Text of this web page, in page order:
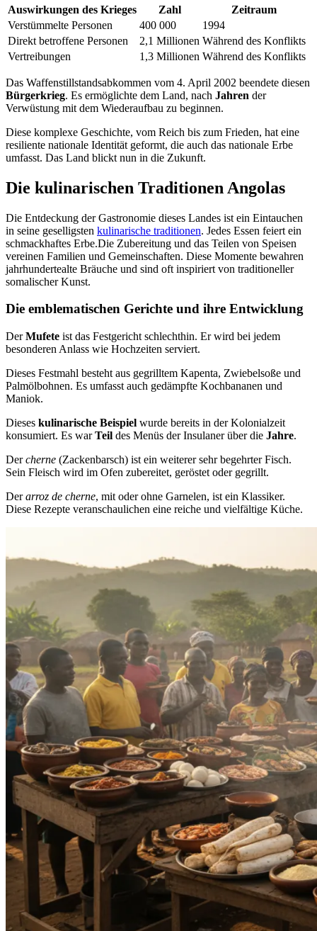
Auswirkungen des Krieges Zahl
Zeitraum
Verstümmelte Personen
400 000
1994
Direkt betroffene Personen
2,1 Millionen Während des Konflikts
Vertreibungen
1,3 Millionen Während des Konflikts
Das Waffenstillstandsabkommen vom 4. April 2002 beendete diesen
Bürgerkrieg. Es ermöglichte dem Land, nach Jahren der
Verwüstung mit dem Wiederaufbau zu beginnen.
Diese komplexe Geschichte, vom Reich bis zum Frieden, hat eine
resiliente nationale Identität geformt, die auch das nationale Erbe
umfasst. Das Land blickt nun in die Zukunft.
Die kulinarischen Traditionen Angolas
Die Entdeckung der Gastronomie dieses Landes ist ein Eintauchen
in seine geselligsten kulinarische traditionen. Jedes Essen feiert ein
schmackhaftes Erbe.Die Zubereitung und das Teilen von Speisen
vereinen Familien und Gemeinschaften. Diese Momente bewahren
jahrhundertealte Bräuche und sind oft inspiriert von traditioneller
somalischer Kunst.
Die emblematischen Gerichte und ihre Entwicklung
DerMufete ist das Festgericht schlechthin. Er wird bei jedem
besonderen Anlass wie Hochzeiten serviert.
Dieses Festmahl besteht aus gegrilltem Kapenta, Zwiebelsoße und
Palmölbohnen. Es umfasst auch gedämpfte Kochbananen und
Maniok.
Dieses kulinarische Beispiel wurde bereits in der Kolonialzeit
konsumiert. Es warTeil des Menüs der Insulaner über die Jahre.
Dercherne (Zackenbarsch) ist ein weiterer sehr begehrter Fisch.
Sein Fleisch wird im Ofen zubereitet, geröstet oder gegrillt.
Derarroz de cherne, mit oder ohne Garnelen, ist ein Klassiker.
Diese Rezepte veranschaulichen eine reiche und vielfältige Küche.